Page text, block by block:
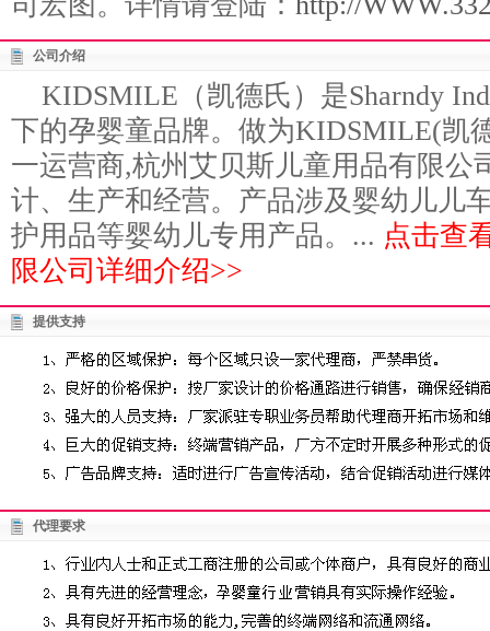
公司介绍
KIDSMILE（凯德氏）是Sharndy
下的孕婴童品牌。做为KIDSMILE(凯
一运营商,杭州艾贝斯儿童用品有限公
计、生产和经营。产品涉及婴幼儿儿
护用品等婴幼儿专用产品。... 点击查
限公司详细介绍>>
提供支持
代理要求